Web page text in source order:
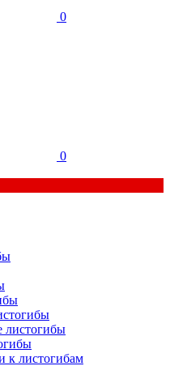
0
0
листогибы
к листогибам